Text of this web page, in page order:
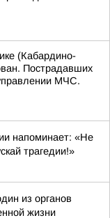
(Кабардино-
Пострадавших
МЧС.
напоминает: «Не
трагедии!»
из органов
жизни